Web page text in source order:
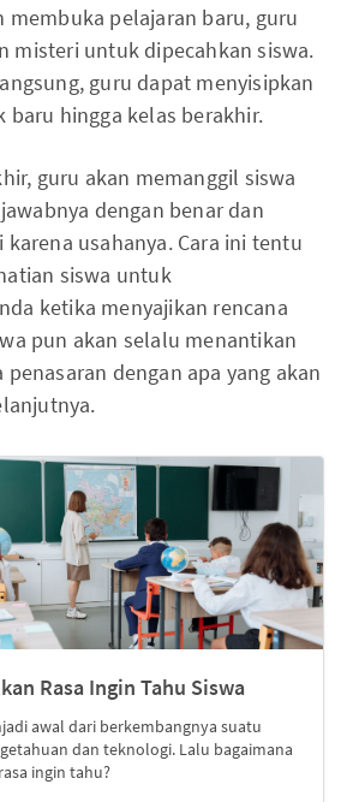
membuka pelajaran baru, guru
misteri untuk dipecahkan siswa.
guru dapat menyisipkan
hingga kelas berakhir.
guru akan memanggil siswa
dengan benar dan
karena usahanya. Cara ini tentu
siswa untuk
ketika menyajikan rencana
pun akan selalu menantikan
penasaran dengan apa yang akan
Rasa Ingin Tahu Siswa
awal dari berkembangnya suatu
dan teknologi. Lalu bagaimana
ingin tahu?